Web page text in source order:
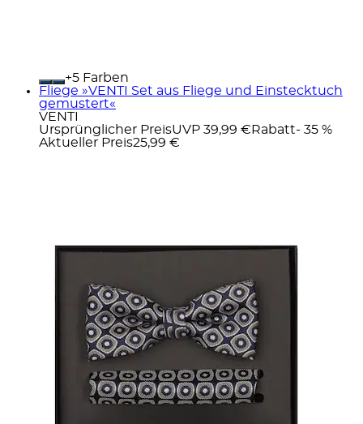
+
Farben
Fliege »VENTI Set aus Fliege und Einstecktuch
gemustert«
VENTI
Ursprünglicher PreisUVP 39,99 € Rabatt- 35 %
Aktueller Preis25,99 €